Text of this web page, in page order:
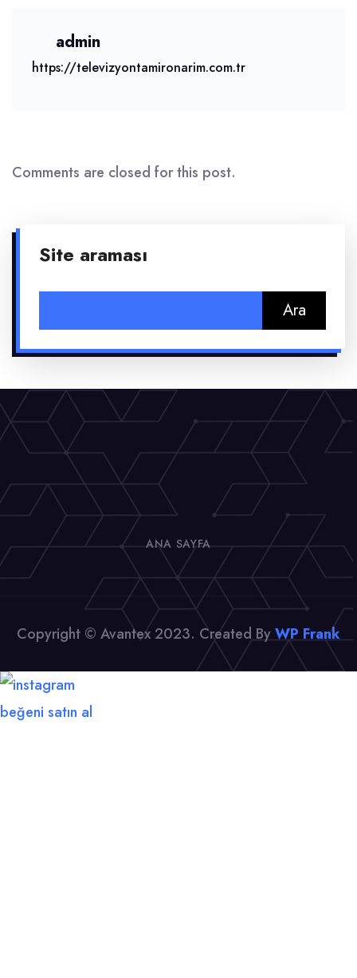
admin
https://televizyontamironarim.com.tr
Comments are closed for this post.
Site araması
ANA SAYFA
Copyright © Avantex 2023. Created ByWP Frank